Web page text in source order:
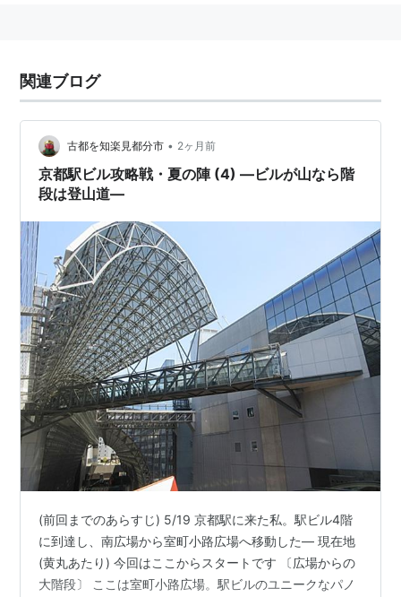
宝屋（京都）
ラーメン東大（徳島）
上方ざんまい屋
一幸舎
関連ブログ
古都を知楽見都分市 • 2ヶ月前
京都駅ビル攻略戦・夏の陣 (4) ―ビルが山なら階
段は登山道―
(前回までのあらすじ) 5/19 京都駅に来た私。駅ビル4階
に到達し、南広場から室町小路広場へ移動した― 現在地
(黄丸あたり) 今回はここからスタートです 〔広場からの
大階段〕 ここは室町小路広場。駅ビルのユニークなパノ